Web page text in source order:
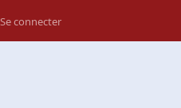
Se connecter